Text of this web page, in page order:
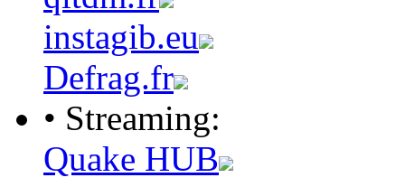
instagib.eu
Defrag.fr
• Streaming:
Quake HUB